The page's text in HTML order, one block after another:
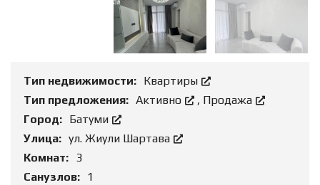
Тип недвижимости: Квартиры
Тип предложения: Активно , Продажа
Город: Батуми
Улица: ул. Жиули Шартава
Комнат: 3
Санузлов: 1